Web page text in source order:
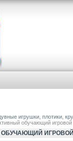
игрушки, плотики,
обучающий
ИГРОВОЙ